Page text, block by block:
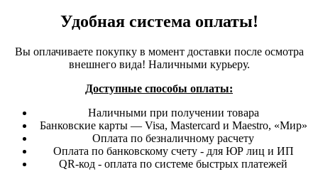
Удобная система оплаты!
Вы оплачиваете покупку в момент доставки после осмотра
внешнего вида! Наличными курьеру.
Доступные способы оплаты:
Наличными при получении товара
Банковские карты — Visa, Mastercard и Maestro, «Мир»
Оплата по безналичному расчету
Оплата по банковскому счету - для ЮР лиц и ИП
QR-код - оплата по системе быстрых платежей